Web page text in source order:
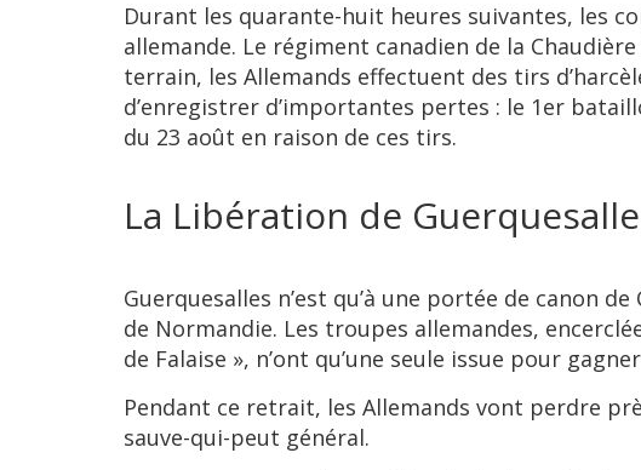
Durant les quarante-huit heures suivantes, les
allemande. Le régiment canadien de la
terrain, les Allemands effectuent des tirs
d’enregistrer d’importantes pertes : le 1er
du 23 août en raison de ces tirs.
La Libération de
Guerquesalles n’est qu’à une portée de canon
de Normandie. Les troupes allemandes,
de Falaise », n’ont qu’une seule issue pour
Pendant ce retrait, les Allemands vont perdre
sauve-qui-peut général.